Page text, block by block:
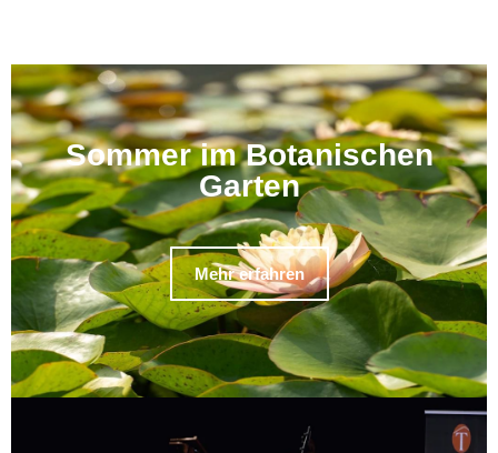
Sommer im Botanischen
Garten
Mehr erfahren